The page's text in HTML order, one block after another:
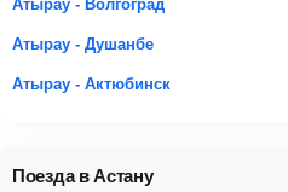
Атырау - Волгоград
Атырау - Душанбе
Атырау - Актюбинск
Поезда в Астану